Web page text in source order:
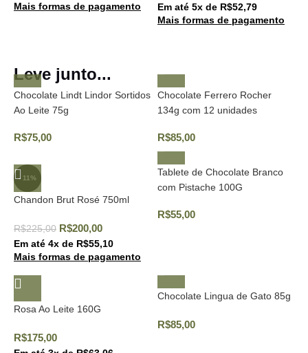
Mais formas de pagamento
Em até 5x de R$52,79
Mais formas de pagamento
Leve junto...
Chocolate Lindt Lindor Sortidos
Ao Leite 75g
R$75,00
Chocolate Ferrero Rocher
134g com 12 unidades
R$85,00
- 11%
Chandon Brut Rosé 750ml
R$225,00 R$200,00
Em até 4x de R$55,10
Mais formas de pagamento
Tablete de Chocolate Branco
com Pistache 100G
R$55,00
Rosa Ao Leite 160G
R$175,00
Chocolate Lingua de Gato 85g
R$85,00